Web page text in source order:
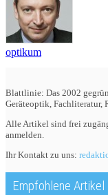
optikum
Blattlinie: Das 2002
Geräteoptik, Fachliteratur,
Alle Artikel sind frei
anmelden.
Ihr Kontakt zu uns:
Empfohlene Artikel